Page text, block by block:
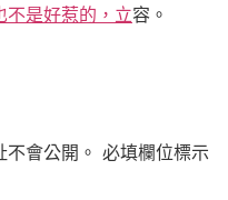
不是好惹的，立容。
會公開。 必填欄位標示